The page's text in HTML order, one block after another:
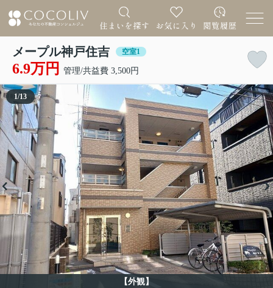
メープル神戸住吉 空室1
6.9万円 管理/共益費 3,500円
【外観】
1/13